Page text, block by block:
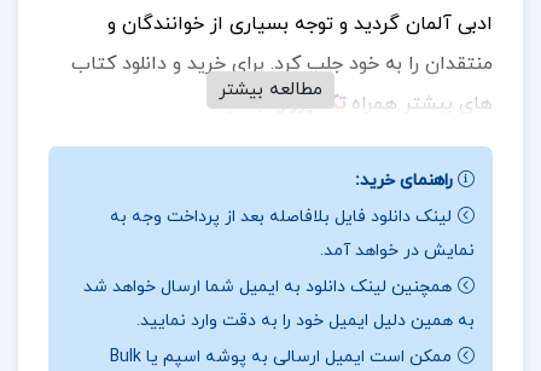
ادبی آلمان گردید و توجه بسیاری از خوانندگان و
منتقدان را به خود جلب کرد. برای خرید و دانلود کتاب
های بیشتر همراه تک پروژهباشید.
درباره و خلاصه کتاب پایتخت خوک‌ها روبرت مناسه
رمان جدید روبرت مناسه، یک داستان مدرن آلمانی
است که به شیوه‌ای نوین و با استفاده از تکنیک جریان
سیال ذهن نوشته شده است. در این رمان، مناسه
علاوه بر روایت داستان شخصیت‌ها، ویژگی‌های فرهنگی
مطالعه بیشتر
راهنمای خرید:
لینک دانلود فایل بلافاصله بعد از پرداخت وجه به
نمایش در خواهد آمد.
همچنین لینک دانلود به ایمیل شما ارسال خواهد شد
به همین دلیل ایمیل خود را به دقت وارد نمایید.
ممکن است ایمیل ارسالی به پوشه اسپم یا Bulk